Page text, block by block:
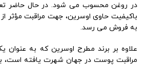
در روغن محسوب می شود. در حال حاضر
باکیفیت حاوی اوسرین، جهت مراقبت مؤثر
به فروش می رسد.
علاوه بر برند مطرح اوسرین که به عنوان
مراقبت پوست در جهان شهرت یافته است،